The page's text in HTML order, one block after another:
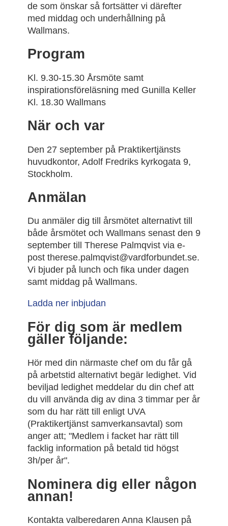
de som önskar så fortsätter vi därefter
med middag och underhållning på
Wallmans.
Program
Kl. 9.30-15.30 Årsmöte samt
inspirationsföreläsning med Gunilla Keller
Kl. 18.30 Wallmans
När och var
Den 27 september på Praktikertjänsts
huvudkontor, Adolf Fredriks kyrkogata 9,
Stockholm.
Anmälan
Du anmäler dig till årsmötet alternativt till
både årsmötet och Wallmans senast den 9
september till Therese Palmqvist via e-
post therese.palmqvist@vardforbundet.se.
Vi bjuder på lunch och fika under dagen
samt middag på Wallmans.
Ladda ner inbjudan
För dig som är medlem
gäller följande:
Hör med din närmaste chef om du får gå
på arbetstid alternativt begär ledighet. Vid
beviljad ledighet meddelar du din chef att
du vill använda dig av dina 3 timmar per år
som du har rätt till enligt UVA
(Praktikertjänst samverkansavtal) som
anger att; "Medlem i facket har rätt till
facklig information på betald tid högst
3h/per år".
Nominera dig eller någon
annan!
Kontakta valberedaren Anna Klausen på